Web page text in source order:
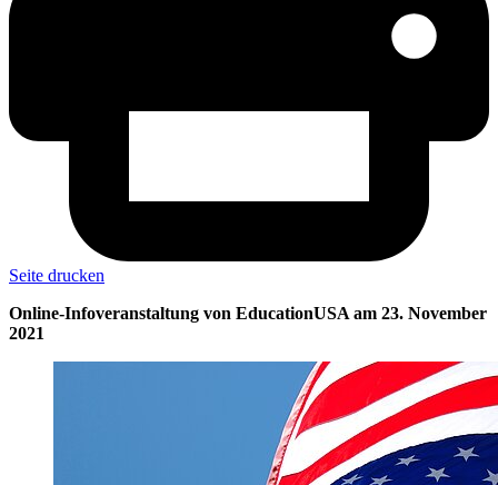
Seite drucken
Online-Infoveranstaltung von EducationUSA am 23. November
2021